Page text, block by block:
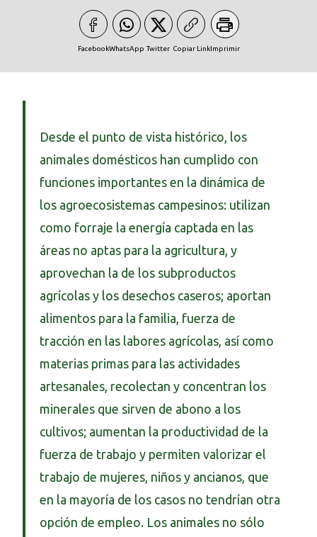
FacebookWhatsApp Twitter Copiar LinkImprimir
Desde el punto de vista histórico, los
animales domésticos han cumplido con
funciones importantes en la dinámica de
los agroecosistemas campesinos: utilizan
como forraje la energía captada en las
áreas no aptas para la agricultura, y
aprovechan la de los subproductos
agrícolas y los desechos caseros; aportan
alimentos para la familia, fuerza de
tracción en las labores agrícolas, así como
materias primas para las actividades
artesanales, recolectan y concentran los
minerales que sirven de abono a los
cultivos; aumentan la productividad de la
fuerza de trabajo y permiten valorizar el
trabajo de mujeres, niños y ancianos, que
en la mayoría de los casos no tendrían otra
opción de empleo. Los animales no sólo